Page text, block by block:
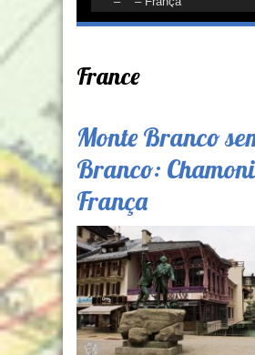
France
Monte Branco
Branco:
França